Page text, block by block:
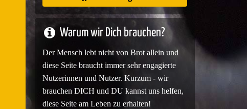
Warum wir Dich brauchen?
Der Mensch lebt nicht von Brot allein und
diese Seite braucht immer sehr engagierte
Nutzerinnen und Nutzer. Kurzum - wir
brauchen DICH und DU kannst uns helfen,
diese Seite am Leben zu erhalten!